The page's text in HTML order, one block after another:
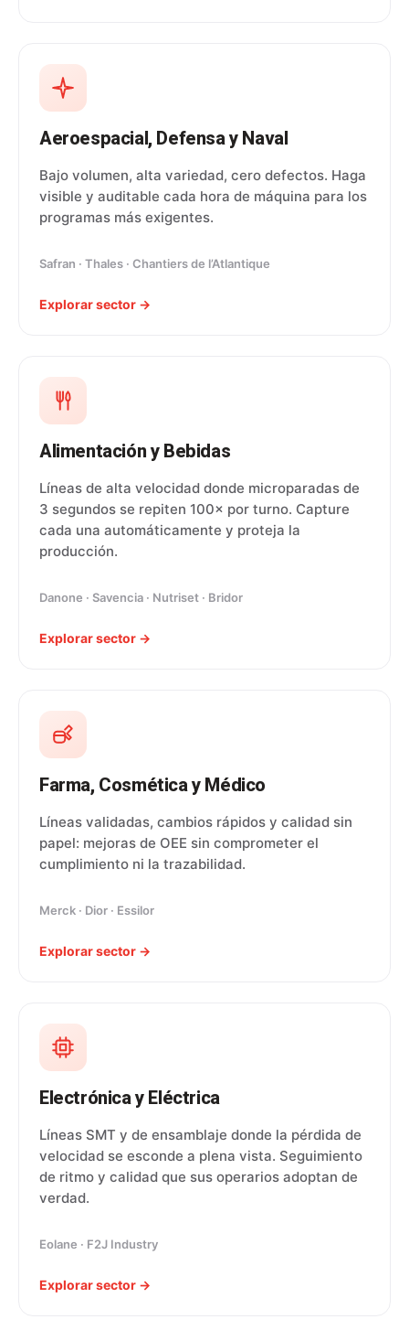
Aeroespacial, Defensa y Naval
Bajo volumen, alta variedad, cero defectos. Haga
visible y auditable cada hora de máquina para los
programas más exigentes.
Safran · Thales · Chantiers de l’Atlantique
Explorar sector →
Alimentación y Bebidas
Líneas de alta velocidad donde microparadas de
3 segundos se repiten 100× por turno. Capture
cada una automáticamente y proteja la
producción.
Danone · Savencia · Nutriset · Bridor
Explorar sector →
Farma, Cosmética y Médico
Líneas validadas, cambios rápidos y calidad sin
papel: mejoras de OEE sin comprometer el
cumplimiento ni la trazabilidad.
Merck · Dior · Essilor
Explorar sector →
Electrónica y Eléctrica
Líneas SMT y de ensamblaje donde la pérdida de
velocidad se esconde a plena vista. Seguimiento
de ritmo y calidad que sus operarios adoptan de
verdad.
Eolane · F2J Industry
Explorar sector →